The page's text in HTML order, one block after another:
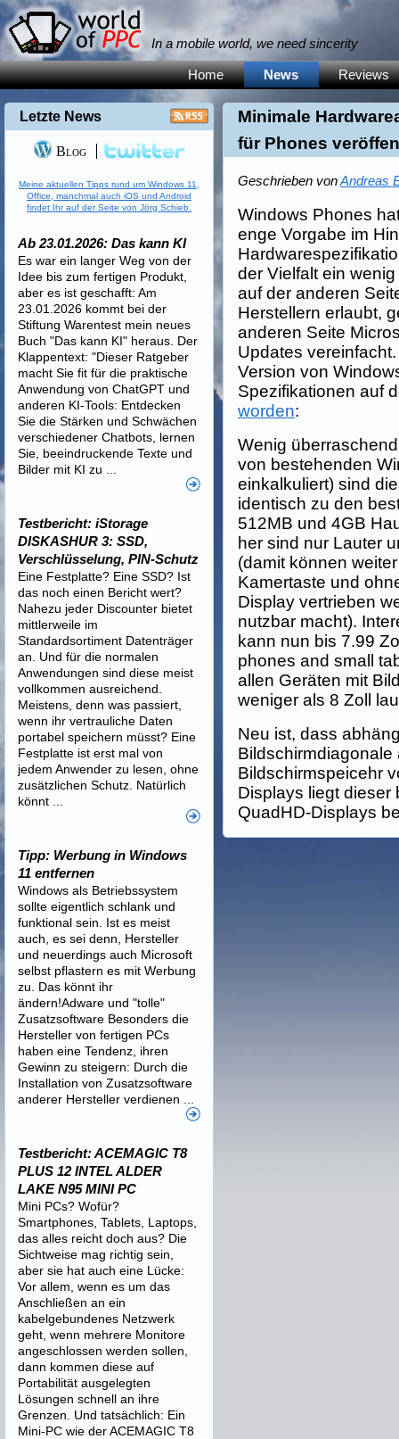
In a mobile world, we need sincerity
Home News Reviews
Minimale
für Phones
Geschrieben vonAndreas
Windows Phones
enge Vorgabe im
der Vielfalt ein
auf der anderen
Herstellern erlaubt,
anderen Seite
Updates
Version von
Spezifikationen auf
worden:
Wenig
von bestehenden
einkalkuliert) sind
identisch zu den
512MB und 4GB
her sind nur Lauter
(damit können
Kamertaste und
Display vertrieben
nutzbar macht).
kann nun bis 7.99
phones and small
allen Geräten mit
weniger als 8 Zoll
Neu ist, dass
Bildschirmspeicehr
Displays liegt dieser
QuadHD-Displays
Letzte News
Blog
Meine aktuellen Tipps rund um Windows 11,
Office, manchmal auch iOS und Android
findet Ihr auf der Seite von Jörg Schieb.
Ab 23.01.2026: Das kann KI
Es war ein langer Weg von der
Idee bis zum fertigen Produkt,
aber es ist geschafft: Am
23.01.2026 kommt bei der
Stiftung Warentest mein neues
Buch "Das kann KI" heraus. Der
Klappentext: "Dieser Ratgeber
macht Sie fit für die praktische
Anwendung von ChatGPT und
anderen KI-Tools: Entdecken
Sie die Stärken und Schwächen
verschiedener Chatbots, lernen
Sie, beeindruckende Texte und
Bilder mit KI zu ...
Testbericht: iStorage
DISKASHUR 3: SSD,
Verschlüsselung, PIN-Schutz
Eine Festplatte? Eine SSD? Ist
das noch einen Bericht wert?
Nahezu jeder Discounter bietet
mittlerweile im
Standardsortiment Datenträger
an. Und für die normalen
Anwendungen sind diese meist
vollkommen ausreichend.
Meistens, denn was passiert,
wenn ihr vertrauliche Daten
portabel speichern müsst? Eine
Festplatte ist erst mal von
jedem Anwender zu lesen, ohne
zusätzlichen Schutz. Natürlich
könnt ...
Tipp: Werbung in Windows
11 entfernen
Windows als Betriebssystem
sollte eigentlich schlank und
funktional sein. Ist es meist
auch, es sei denn, Hersteller
und neuerdings auch Microsoft
selbst pflastern es mit Werbung
zu. Das könnt ihr
ändern!Adware und "tolle"
Zusatzsoftware Besonders die
Hersteller von fertigen PCs
haben eine Tendenz, ihren
Gewinn zu steigern: Durch die
Installation von Zusatzsoftware
anderer Hersteller verdienen ...
Testbericht: ACEMAGIC T8
PLUS 12 INTEL ALDER
LAKE N95 MINI PC
Mini PCs? Wofür?
Smartphones, Tablets, Laptops,
das alles reicht doch aus? Die
Sichtweise mag richtig sein,
aber sie hat auch eine Lücke:
Vor allem, wenn es um das
Anschließen an ein
kabelgebundenes Netzwerk
geht, wenn mehrere Monitore
angeschlossen werden sollen,
dann kommen diese auf
Portabilität ausgelegten
Lösungen schnell an ihre
Grenzen. Und tatsächlich: Ein
Mini-PC wie der ACEMAGIC T8